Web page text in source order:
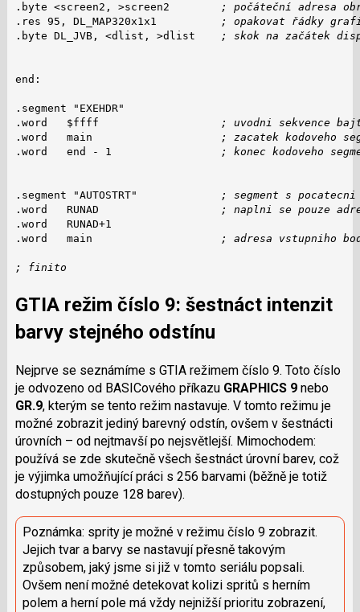
.byte <screen2, >screen2
; počáteční adresa
.res 95, DL_MAP320x1x1
; opakovat řádky
.byte DL_JVB, <dlist, >dlist
; skok na začátek
end:
.segment "EXEHDR"
.word   $ffff
; uvodni sekvence
.word   main
; zacatek kodoveho
.word   end - 1
; konec kodoveho
.segment "AUTOSTRT"
; segment s pocatecni
.word   RUNAD
; naplni se pouze
.word   RUNAD+1
.word   main
; adresa vstupniho
; finito
GTIA režim číslo 9: šestnáct intenzit
barvy stejného odstínu
Nejprve se seznámíme s GTIA režimem číslo 9. Toto číslo
je odvozeno od BASICového příkazu GRAPHICS 9nebo
GR.9, kterým se tento režim nastavuje. V tomto režimu je
možné zobrazit jediný barevný odstín, ovšem v šestnácti
úrovních – od nejtmavší po nejsvětlejší. Mimochodem:
používá se zde skutečně všech šestnáct úrovní barev, což
je výjimka umožňující práci s 256 barvami (běžně je totiž
dostupných pouze 128 barev).
Poznámka: sprity je možné v režimu číslo 9 zobrazit.
Jejich tvar a barvy se nastavují přesně takovým
způsobem, jaký jsme si již v tomto seriálu popsali.
Ovšem není možné detekovat kolizi spritů s herním
polem a herní pole má vždy nejnižší prioritu zobrazení,